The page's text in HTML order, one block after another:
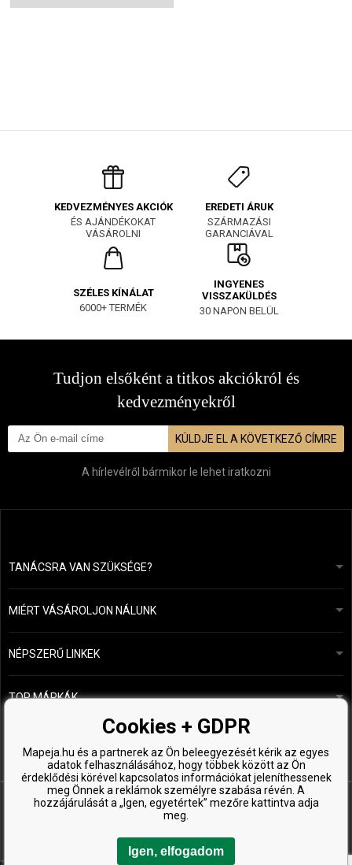
KEDVEZMÉNYES AKCIÓK
ÉS AJÁNDÉKOKAT
VÁSÁROLNI
EREDETI ÁRUK
SZÁRMAZÁSI
GARANCIÁVAL
SZÉLES KÍNÁLAT
6000+ TERMÉK
INGYENES
VISSZAKÜLDÉS
30 NAPON BELÜL
Tudjon elsőként a titkos akciókról és
kedvezményekről
KÜLDJE EL A KÖVETKEZŐ CÍMRE
A hírlevélről bármikor le lehet iratkozni
TANÁCSRA VAN SZÜKSÉGE?info@mapeja.hu
24 órán belül válaszolunk.
MIÉRT VÁSÁROLJON NÁLUNK
Általános szerződési feltételek (ÁSZF)
Személyes adatok védelme
Fizetési és szállítási áttekintés
Áru visszaküldése
NÉPSZERŰ LINKEK
A mi történetünk
TOP MÁRKÁK
Kérastase
O&M
Paul Mitchell
Wella Professionals
Zenz Organic
Cookies + GDPR
Mapeja.hu és a partnerek az Ön beleegyezését kérik az egyes
adatok felhasználásához, hogy többek között az Ön
érdeklődési körével kapcsolatos információkat jeleníthessenek
meg Önnek a reklámok személyre szabása révén. A
hozzájárulását a „Igen, egyetértek” mezőre kattintva adja
meg.
Igen, elfogadom